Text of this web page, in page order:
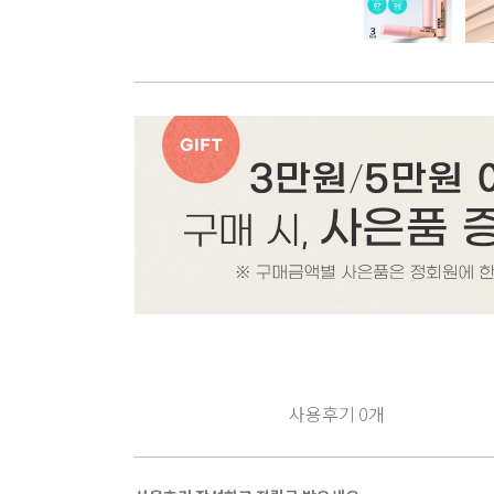
사용후기 0개